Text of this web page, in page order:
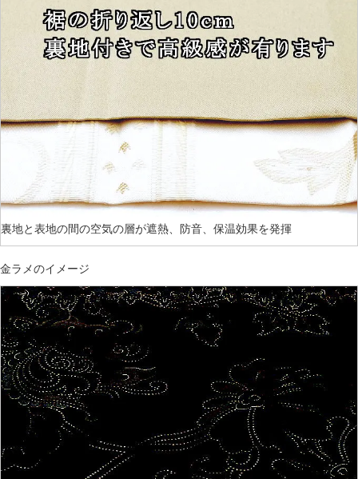
裏地と表地の間の空気の層が遮熱、防音、保温効果を発揮
金ラメのイメージ